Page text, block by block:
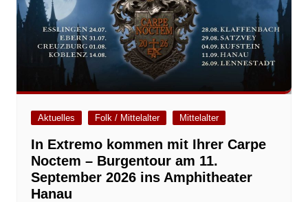
Aktuelles Folk / Mittelalter Mittelalter
In Extremo kommen mit Ihrer Carpe
Noctem – Burgentour am 11.
September 2026 ins Amphitheater
Hanau